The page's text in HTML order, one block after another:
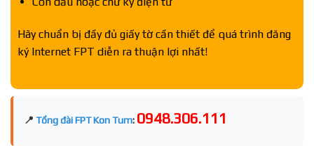
Hãy chuẩn bị đầy đủ giấy tờ cần thiết để quá trình đăng
ký Internet FPT diễn ra thuận lợi nhất!
📍 Tổng đài FPT Kon Tum: 0948.306.111